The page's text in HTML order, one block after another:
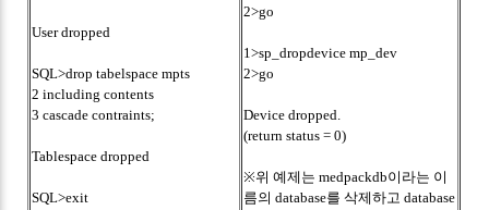
User dropped
SQL>drop tabelspace mpts
2 including contents
3 cascade contraints;
Tablespace dropped
SQL>exit
2>go
1>sp_dropdevice mp_dev
2>go
Device dropped.
(return status = 0)
※위 예제는 medpackdb이라는 이
름의 database를 삭제하고 database